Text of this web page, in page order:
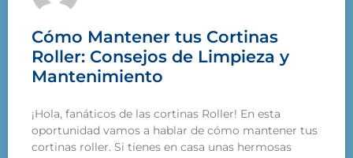
Cómo Mantener tus Cortinas
Roller: Consejos de Limpieza y
Mantenimiento
¡Hola, fanáticos de las cortinas Roller! En esta
oportunidad vamos a hablar de cómo mantener tus
cortinas roller. Si tienes en casa unas hermosas